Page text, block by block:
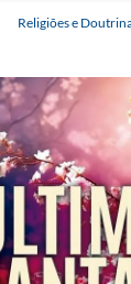
Religiões e